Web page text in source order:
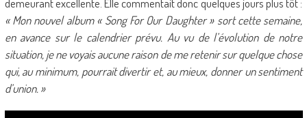
demeurant excellente. Elle commentait donc quelques jours plus tôt :
« Mon nouvel album « Song For Our Daughter » sort cette semaine,
en avance sur le calendrier prévu. Au vu de l’évolution de notre
situation, je ne voyais aucune raison de me retenir sur quelque chose
qui, au minimum, pourrait divertir et, au mieux, donner un sentiment
d’union. »